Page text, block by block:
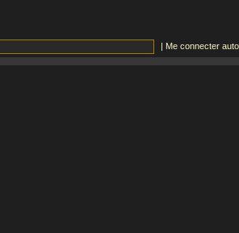
| Me connecter